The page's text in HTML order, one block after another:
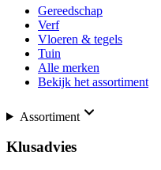
Gereedschap
Verf
Vloeren & tegels
Tuin
Alle merken
Bekijk het assortiment
Assortiment
Klusadvies